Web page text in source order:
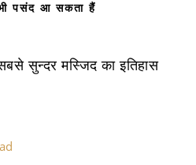
पसंद आ सकता हैं
सुन्दर मस्जिद का इतिहास